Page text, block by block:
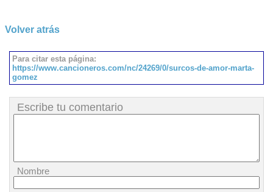
Volver atrás
Para citar esta página:
https://www.cancioneros.com/nc/24269/0/surcos-de-amor-marta-
gomez
Escribe tu comentario
Nombre